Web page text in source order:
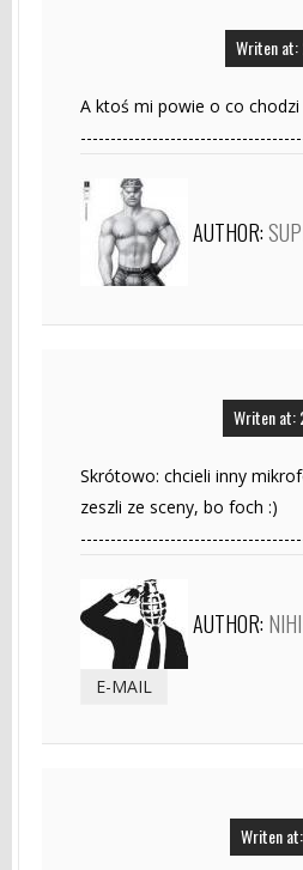
Writen at:
A ktoś mi powie o co
AUTHOR:
Writen at:
Skrótowo: chcieli inny
zeszli ze sceny, bo foch :)
AUTHOR:
E-MAIL
Writen